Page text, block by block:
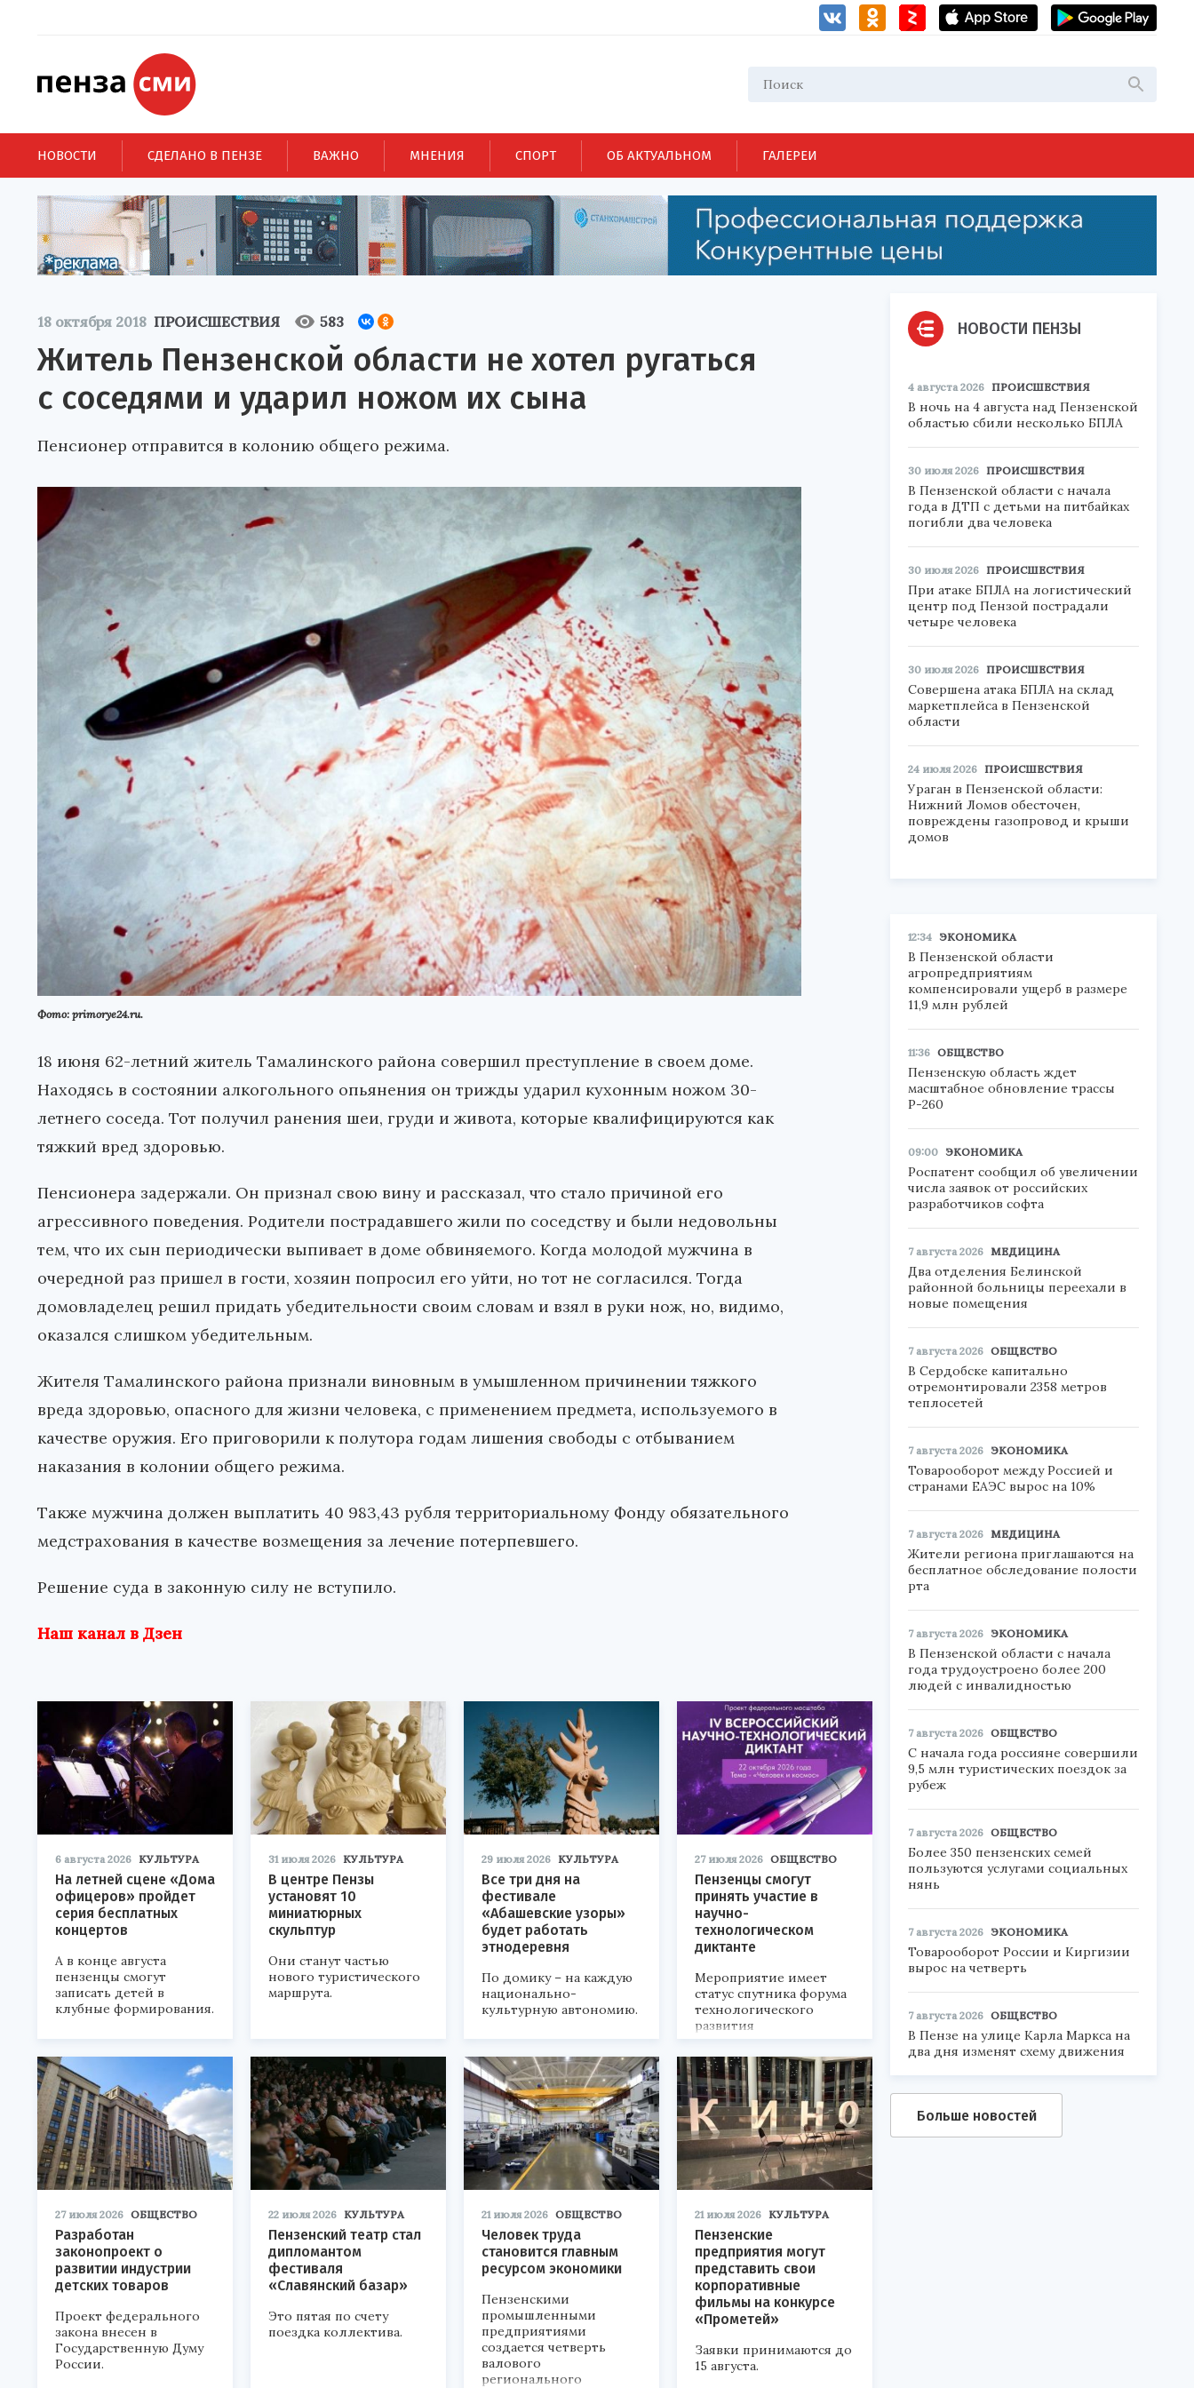
НОВОСТИ СДЕЛАНО В ПЕНЗЕ ВАЖНО МНЕНИЯ СПОРТ ОБ АКТУАЛЬНОМ ГАЛЕРЕИ
18 октября 2018 ПРОИСШЕСТВИЯ 583
Житель Пензенской области не хотел ругаться
с соседями и ударил ножом их сына
Пенсионер отправится в колонию общего режима.
Фото: primorye24.ru.
18 июня 62-летний житель Тамалинского района совершил преступление в своем доме.
Находясь в состоянии алкогольного опьянения он трижды ударил кухонным ножом 30-
летнего соседа. Тот получил ранения шеи, груди и живота, которые квалифицируются как
тяжкий вред здоровью.
Пенсионера задержали. Он признал свою вину и рассказал, что стало причиной его
агрессивного поведения. Родители пострадавшего жили по соседству и были недовольны
тем, что их сын периодически выпивает в доме обвиняемого. Когда молодой мужчина в
очередной раз пришел в гости, хозяин попросил его уйти, но тот не согласился. Тогда
домовладелец решил придать убедительности своим словам и взял в руки нож, но, видимо,
оказался слишком убедительным.
Жителя Тамалинского района признали виновным в умышленном причинении тяжкого
вреда здоровью, опасного для жизни человека, с применением предмета, используемого в
качестве оружия. Его приговорили к полутора годам лишения свободы с отбыванием
наказания в колонии общего режима.
Также мужчина должен выплатить 40 983,43 рубля территориальному Фонду обязательного
медстрахования в качестве возмещения за лечение потерпевшего.
Решение суда в законную силу не вступило.
Наш канал в Дзен
6 августа 2026 КУЛЬТУРА
На летней сцене «Дома
офицеров» пройдет
серия бесплатных
концертов
А в конце августа
пензенцы смогут
записать детей в
клубные формирования.
31 июля 2026 КУЛЬТУРА
В центре Пензы
установят 10
миниатюрных
скульптур
Они станут частью
нового туристического
маршрута.
29 июля 2026 КУЛЬТУРА
Все три дня на
фестивале
«Абашевские узоры»
будет работать
этнодеревня
По домику – на каждую
национально-
культурную автономию.
27 июля 2026 ОБЩЕСТВО
Пензенцы смогут
принять участие в
научно-
технологическом
диктанте
Мероприятие имеет
статус спутника форума
технологического
развития
«Технопром-2026».
27 июля 2026 ОБЩЕСТВО
Разработан
законопроект о
развитии индустрии
детских товаров
Проект федерального
закона внесен в
Государственную Думу
России.
22 июля 2026 КУЛЬТУРА
Пензенский театр стал
дипломантом
фестиваля
«Славянский базар»
Это пятая по счету
поездка коллектива.
21 июля 2026 ОБЩЕСТВО
Человек труда
становится главным
ресурсом экономики
Пензенскими
промышленными
предприятиями
создается четверть
валового
регионального
21 июля 2026 КУЛЬТУРА
Пензенские
предприятия могут
представить свои
корпоративные
фильмы на конкурсе
«Прометей»
Заявки принимаются до
15 августа.
НОВОСТИ ПЕНЗЫ
4 августа 2026 ПРОИСШЕСТВИЯ
В ночь на 4 августа над Пензенской
областью сбили несколько БПЛА
30 июля 2026 ПРОИСШЕСТВИЯ
В Пензенской области с начала
года в ДТП с детьми на питбайках
погибли два человека
30 июля 2026 ПРОИСШЕСТВИЯ
При атаке БПЛА на логистический
центр под Пензой пострадали
четыре человека
30 июля 2026 ПРОИСШЕСТВИЯ
Совершена атака БПЛА на склад
маркетплейса в Пензенской
области
24 июля 2026 ПРОИСШЕСТВИЯ
Ураган в Пензенской области:
Нижний Ломов обесточен,
повреждены газопровод и крыши
домов
12:34 ЭКОНОМИКА
В Пензенской области
агропредприятиям
компенсировали ущерб в размере
11,9 млн рублей
11:36 ОБЩЕСТВО
Пензенскую область ждет
масштабное обновление трассы
Р-260
09:00 ЭКОНОМИКА
Роспатент сообщил об увеличении
числа заявок от российских
разработчиков софта
7 августа 2026 МЕДИЦИНА
Два отделения Белинской
районной больницы переехали в
новые помещения
7 августа 2026 ОБЩЕСТВО
В Сердобске капитально
отремонтировали 2358 метров
теплосетей
7 августа 2026 ЭКОНОМИКА
Товарооборот между Россией и
странами ЕАЭС вырос на 10%
7 августа 2026 МЕДИЦИНА
Жители региона приглашаются на
бесплатное обследование полости
рта
7 августа 2026 ЭКОНОМИКА
В Пензенской области с начала
года трудоустроено более 200
людей с инвалидностью
7 августа 2026 ОБЩЕСТВО
С начала года россияне совершили
9,5 млн туристических поездок за
рубеж
7 августа 2026 ОБЩЕСТВО
Более 350 пензенских семей
пользуются услугами социальных
нянь
7 августа 2026 ЭКОНОМИКА
Товарооборот России и Киргизии
вырос на четверть
7 августа 2026 ОБЩЕСТВО
В Пензе на улице Карла Маркса на
два дня изменят схему движения
Больше новостей